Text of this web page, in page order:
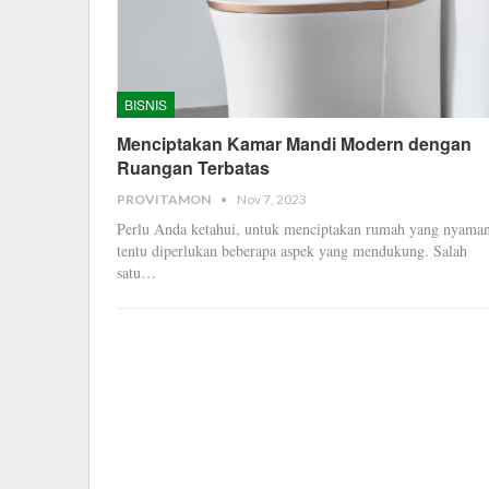
BISNIS
Menciptakan Kamar Mandi Modern dengan
Ruangan Terbatas
PROVITAMON Nov 7, 2023
Perlu Anda ketahui, untuk menciptakan rumah yang
tentu diperlukan beberapa aspek yang mendukung. Salah
satu…